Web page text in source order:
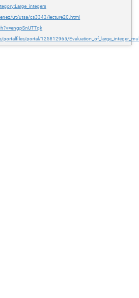
ut/utsa/cs3343/lecture20.html
portal/125812965/